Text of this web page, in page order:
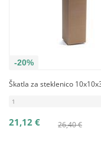
-20%
Škatla za steklenico
1
26,40 €
21,12 €